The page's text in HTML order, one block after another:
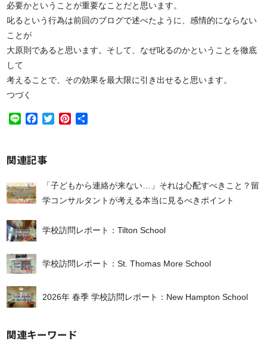
必要かということが重要なことだと思います。
叱るという行為は前回のブログで述べたように、感情的にならない
ことが
大原則であると思います。そして、なぜ叱るのかということを徹底
して
考えることで、その効果を最大限に引き出せると思います。
つづく
Line Facebook
TwitterPinterest
関連記事
「子どもから連絡が来ない…」それは心配すべきこと？留
学コンサルタントが考える本当に見るべきポイント
学校訪問レポート：Tilton School
学校訪問レポート：St. Thomas More School
2026年 春季 学校訪問レポート：New Hampton School
関連キーワード